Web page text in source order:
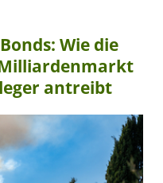
Wie die
antreibt